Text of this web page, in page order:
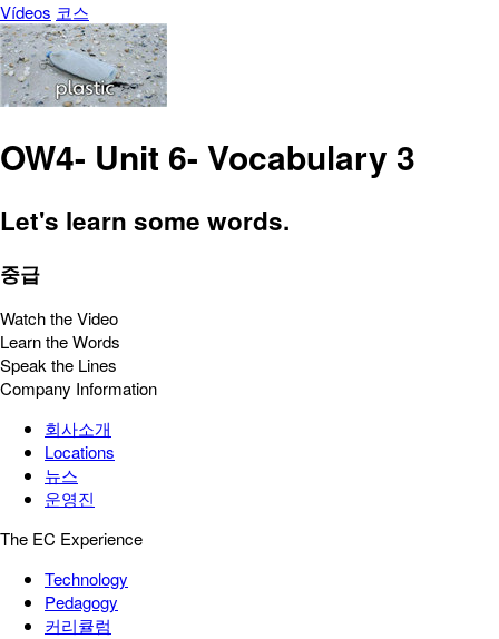
Vídeos 코스
OW4- Unit 6- Vocabulary 3
Let's learn some words.
중급
Watch the Video
Learn the Words
Speak the Lines
Company Information
회사소개
Locations
뉴스
운영진
The EC Experience
Technology
Pedagogy
커리큘럼